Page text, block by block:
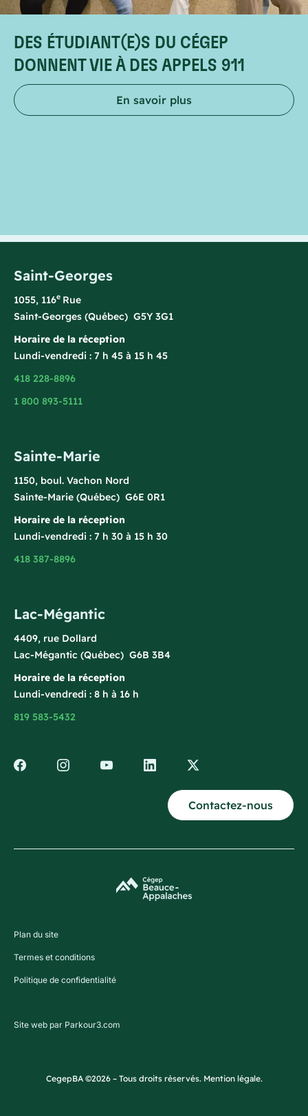
DES ÉTUDIANT(E)S DU CÉGEP
DONNENT VIE À DES APPELS 911
En savoir plus
Saint-Georges
1055, 116e Rue
Saint-Georges (Québec) G5Y 3G1
Horaire de la réception
Lundi-vendredi : 7 h 45 à 15 h 45
418 228-8896
1 800 893-5111
Sainte-Marie
1150, boul. Vachon Nord
Sainte-Marie (Québec) G6E 0R1
Horaire de la réception
Lundi-vendredi : 7 h 30 à 15 h 30
418 387-8896
Lac-Mégantic
4409, rue Dollard
Lac-Mégantic (Québec) G6B 3B4
Horaire de la réception
Lundi-vendredi : 8 h à 16 h
819 583-5432
Contactez-nous
Plan du site
Termes et conditions
Politique de confidentialité
Site web par Parkour3.com
CegepBA ©2026 – Tous droits réservés. Mention légale.